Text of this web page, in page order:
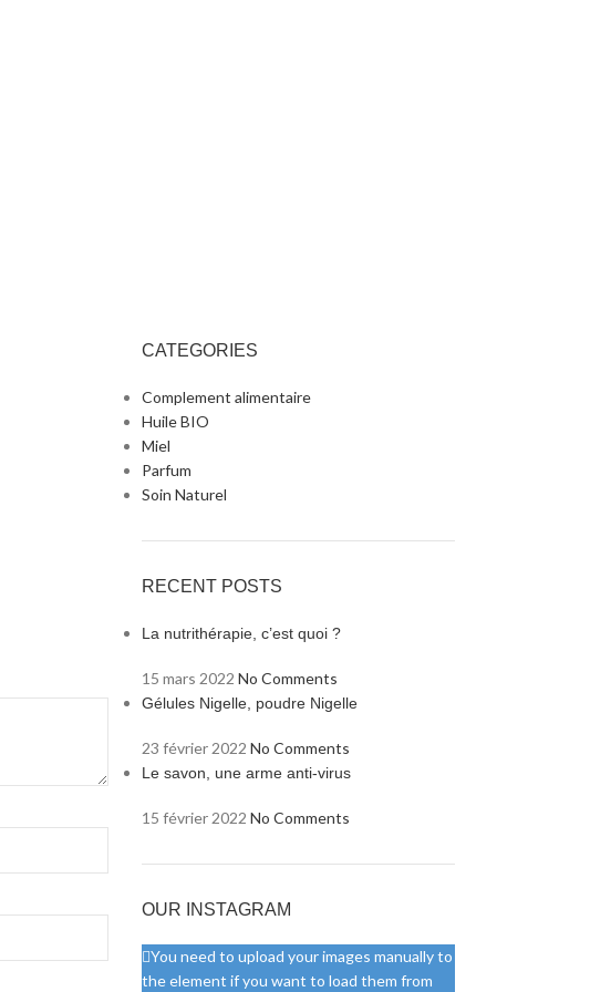
CATEGORIES
Complement alimentaire
Huile BIO
Miel
Parfum
Soin Naturel
RECENT POSTS
La nutrithérapie, c’est quoi ?
15 mars 2022 No Comments
Gélules Nigelle, poudre Nigelle
23 février 2022 No Comments
Le savon, une arme anti-virus
15 février 2022 No Comments
OUR INSTAGRAM
You need to upload your images manually to
the element if you want to load them from